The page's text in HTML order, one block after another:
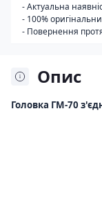
Опис
Головка ГМ-70
- Актуальна
- 100%
- Повернення